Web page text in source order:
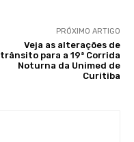
PRÓXIMO ARTIGO
Veja as alterações de
trânsito para a 19ª Corrida
Noturna da Unimed de
Curitiba